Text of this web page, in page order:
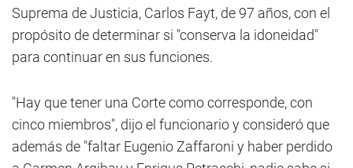
Suprema de Justicia, Carlos Fayt, de 97 años, con el
propósito de determinar si "conserva la idoneidad"
para continuar en sus funciones.
"Hay que tener una Corte como corresponde, con
cinco miembros", dijo el funcionario y consideró que
además de "faltar Eugenio Zaffaroni y haber perdido